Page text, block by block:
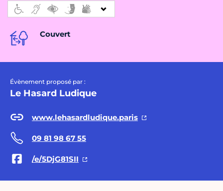
Couvert
Évènement proposé par :
Le Hasard Ludique
www.lehasardludique.paris
09 81 98 67 55
/e/5DjG81SII